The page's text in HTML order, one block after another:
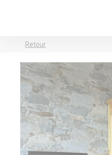
Retour